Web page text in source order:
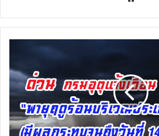
ร้อน
บริเวณ
ประเทศไทย
ตอน
บน
(มี